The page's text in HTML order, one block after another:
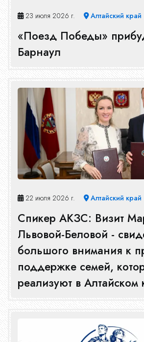
23 июля 2026 г. Алтайский край
«Поезд Победы»
Барнаул
22 июля 2026 г. Алтайский край
Спикер АКЗС: Визит
Львовой-Беловой -
большого внимания к
поддержке семей,
реализуют в Алтайском